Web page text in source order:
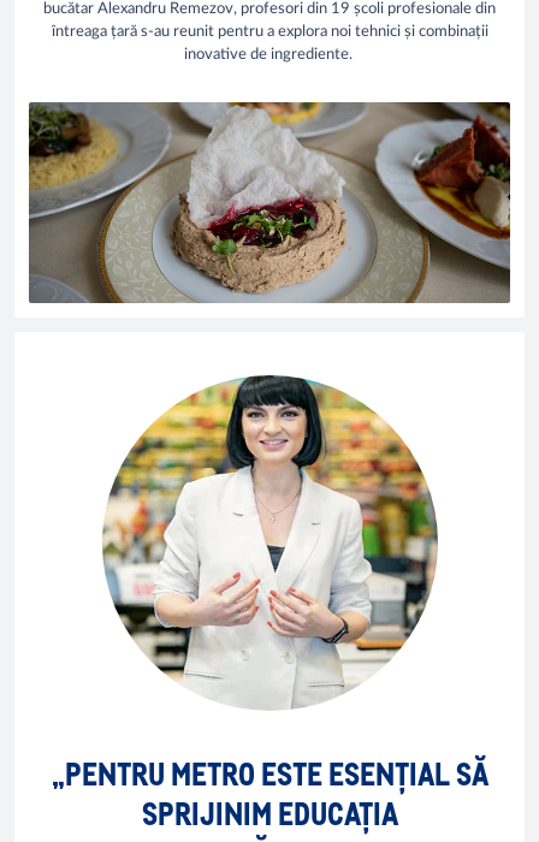
bucătar Alexandru Remezov, profesori din 19 școli profesionale din
întreaga țară s-au reunit pentru a explora noi tehnici și combinații
inovative de ingrediente.
„PENTRU METRO ESTE ESENȚIAL SĂ
SPRIJINIM EDUCAȚIA